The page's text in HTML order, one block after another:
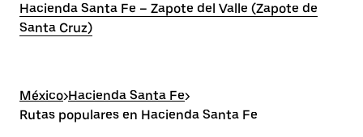
Hacienda Santa Fe – Zapote del Valle (Zapote de
Santa Cruz)
México>Hacienda Santa Fe>
Rutas populares en Hacienda Santa Fe